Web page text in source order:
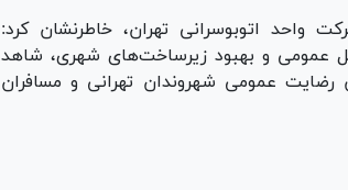
واحد اتوبوسرانی تهران، خاطرنشان کرد:
عمومی و بهبود زیرساخت‌های شهری، شاهد
عمومی شهروندان تهرانی و مسافران